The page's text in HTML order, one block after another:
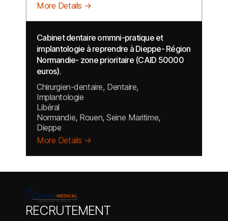
More Details
Cabinet dentaire ommni-pratique et
implantologie à reprendre à Dieppe- Région
Normandie- zone prioritaire (CAID 50000
euros).
Chirurgien-dentaire Dentaire
Implantologie
Libéral
Normandie Rouen Seine Maritime
Dieppe
More Details
RECRUTEMENT